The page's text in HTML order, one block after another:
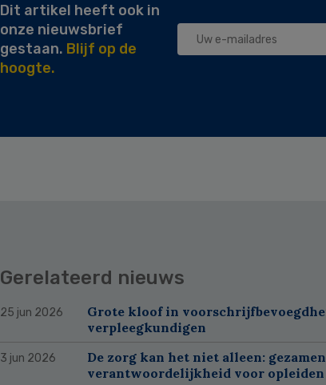
Dit artikel heeft ook in
onze nieuwsbrief
gestaan. Blijf op de
hoogte.
Gerelateerd nieuws
25 jun 2026
Grote kloof in
verpleegkundigen
3 jun 2026
De zorg kan het niet alleen:
verantwoordelijkheid voor opleiden